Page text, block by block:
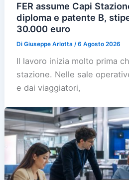
FER assume Capi
diploma e patente B,
30.000 euro
DiGiuseppe Arlotta/6 Agosto 2026
Il lavoro inizia molto prima
stazione. Nelle sale
e dai viaggiatori,